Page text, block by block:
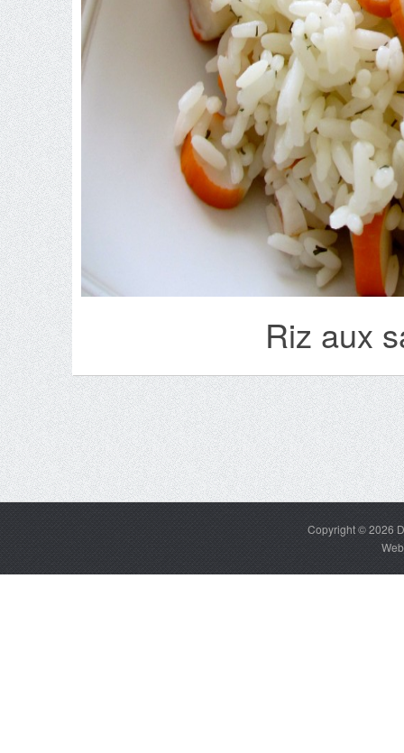
Riz aux
Copyright © 2026